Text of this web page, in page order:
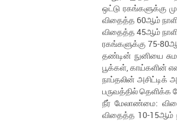
ஒட்டு ரகங்களுக்கு
விதைத்த 60ஆம்
விதைத்த 45ஆம்
ரகங்களுக்கு 75-
தண்டின் நுனியை
பூக்கள், காய்களின்
நாப்தலின் அசிட்டிக்
பருவத்தில் தெளிக்க
நீர் மேலாண்மை:
விதைத்த 10-15ஆம்